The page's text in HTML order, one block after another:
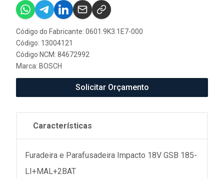
Código do Fabricante: 0601.9K3.1E7-000
Código: 13004121
Código NCM: 84672992
Marca: BOSCH
Solicitar Orçamento
Características
Furadeira e Parafusadeira Impacto 18V GSB 185-
LI+MAL+2BAT